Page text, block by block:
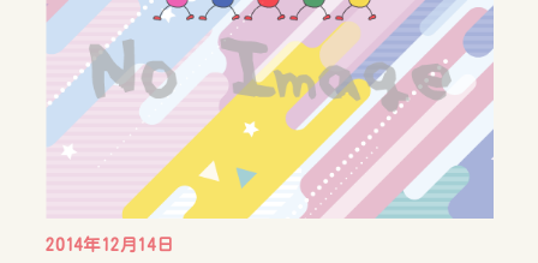
2014年12月14日